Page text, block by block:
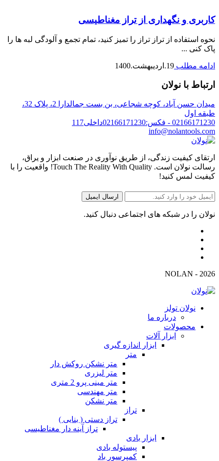
کاربری و نگهداری از تراز مغناطیسی
نحوه استفاده از تراز تراز را تمیز کنید، تمام تجمع و آلودگی لبه ها را
پاک کنی ...
ادامه مطلب 19.اردیبهشت.1400
ارتباط با نولان
میدان حسن آباد، کوچه شجاعی، بن بست جمالدارا 2، پلاک 32،
طبقه اول
02166171230 - فکس:02166171230داخلی117
info@nolantools.com
ارتقای کیفیت زندگی، از طریق نوآوری در صنعت ابزار و یراق،
رسالت نولان است. Touch The Reality With Quality! واقعیت را با
کیفیت لمس کنید!
نولان را در شبکه های اجتماعی دنبال کنید.
2026 - NOLAN
نولان تولز
درباره ما
محصولات
ابزار آلات
ابزار اندازه گیری
متر
متر نشکن روکش دار
متر لیزری
متر مینی پرو 2 متری
متر مهندسی
متر نشکن
تراز
تراز دستی ( بنایی )
تراز آینه دار مغناطیسی
ابزار بادی
پیستوله بادی
کمپرسور باد